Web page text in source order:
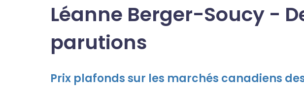
Léanne Berger-Soucy -
parutions
Prix plafonds sur les marchés canadiens